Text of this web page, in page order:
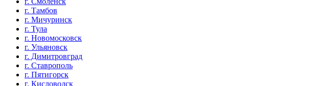
г. Тамбов
г. Мичуринск
г. Тула
г. Новомосковск
г. Ульяновск
г. Димитровград
г. Ставрополь
г. Пятигорск
г. Кисловодск